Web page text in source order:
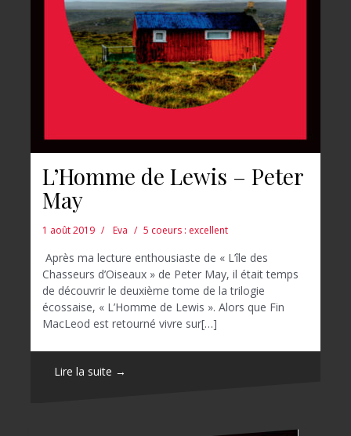
L’Homme de Lewis – Peter
May
1 août 2019 Eva 5 coeurs : excellent
Après ma lecture enthousiaste de « L’île des
Chasseurs d’Oiseaux » de Peter May, il était temps
de découvrir le deuxième tome de la trilogie
écossaise, « L’Homme de Lewis ». Alors que Fin
MacLeod est retourné vivre sur[…]
Lire la suite →